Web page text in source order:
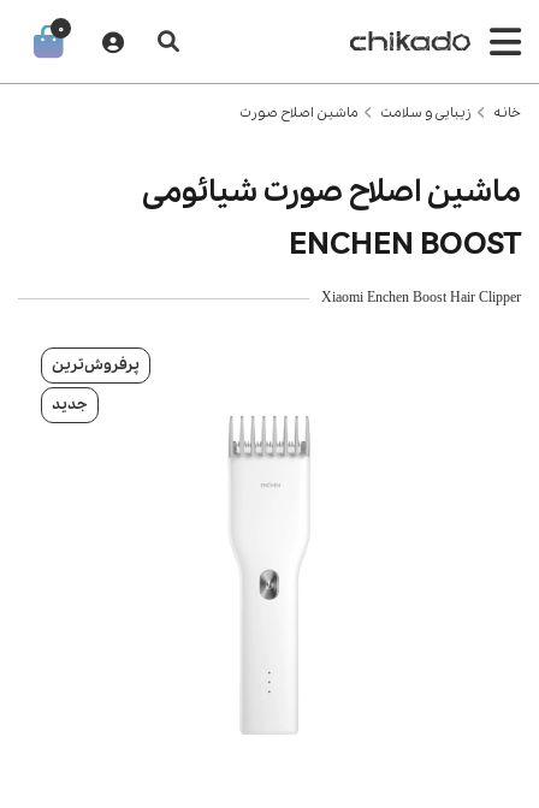
0
خانه زیبایی و سلامت ماشین اصلاح صورت
ماشین اصلاح صورت شیائومی
ENCHEN BOOST
Xiaomi Enchen Boost Hair Clipper
پرفروش‌ترین
جدید